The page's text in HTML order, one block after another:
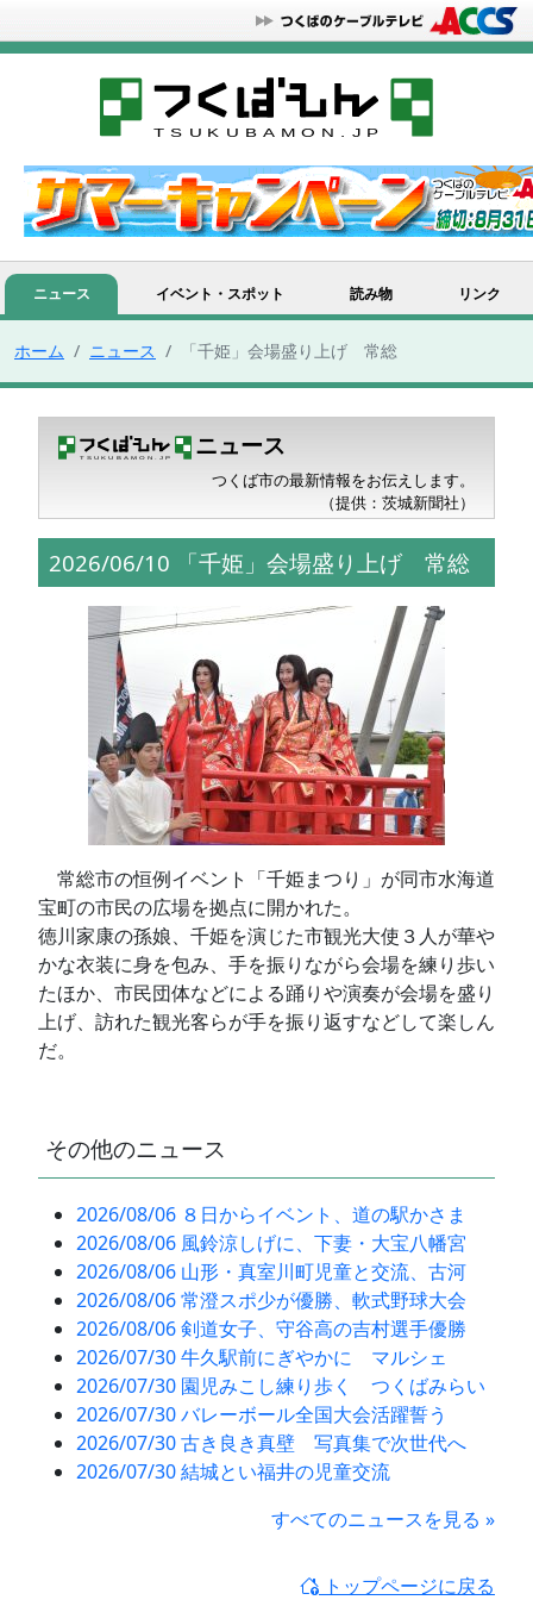
ニュース イベント・スポット 読み物 リンク
ホーム ニュース 「千姫」会場盛り上げ 常総
ニュース
つくば市の最新情報をお伝えします。
（提供：茨城新聞社）
2026/06/10 「千姫」会場盛り上げ 常総
常総市の恒例イベント「千姫まつり」が同市水海道
宝町の市民の広場を拠点に開かれた。
徳川家康の孫娘、千姫を演じた市観光大使３人が華や
かな衣装に身を包み、手を振りながら会場を練り歩い
たほか、市民団体などによる踊りや演奏が会場を盛り
上げ、訪れた観光客らが手を振り返すなどして楽しん
だ。
その他のニュース
2026/08/06 ８日からイベント、道の駅かさま
2026/08/06 風鈴涼しげに、下妻・大宝八幡宮
2026/08/06 山形・真室川町児童と交流、古河
2026/08/06 常澄スポ少が優勝、軟式野球大会
2026/08/06 剣道女子、守谷高の吉村選手優勝
2026/07/30 牛久駅前にぎやかに マルシェ
2026/07/30 園児みこし練り歩く つくばみらい
2026/07/30 バレーボール全国大会活躍誓う
2026/07/30 古き良き真壁 写真集で次世代へ
2026/07/30 結城とい福井の児童交流
すべてのニュースを見る »
トップページに戻る